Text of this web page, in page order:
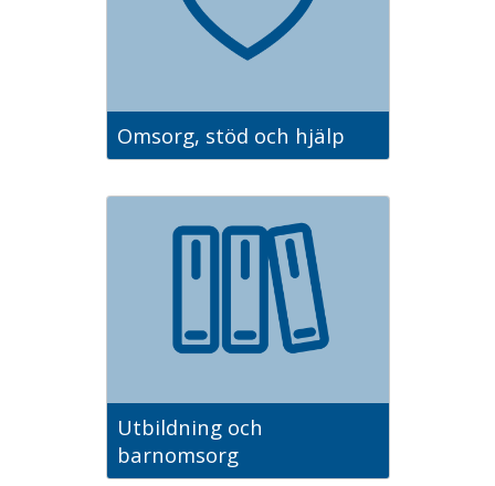
Omsorg, stöd och hjälp
Utbildning och
barnomsorg